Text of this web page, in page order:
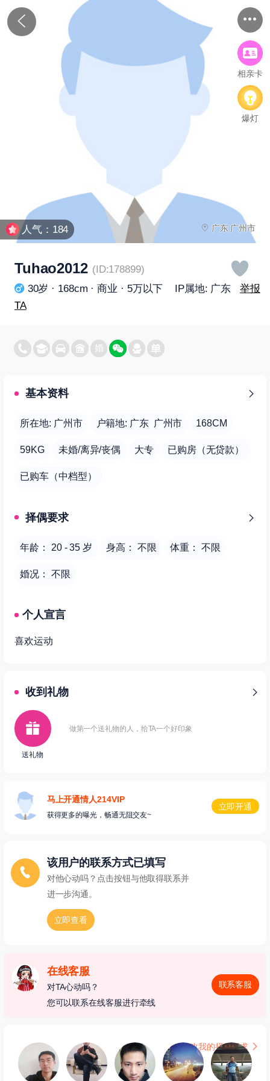
人气：184 广东 广州市
Tuhao2012 (ID:178899)
30岁 · 168cm · 商业 · 5万以下 IP属地: 广东
举报
TA
基本资料
所在地: 广州市 户籍地: 广东 广州市 168CM
59KG 未婚/离异/丧偶 大专 已购房（无贷款）
已购车（中档型）
择偶要求
年龄： 20 - 35 岁 身高： 不限 体重： 不限
婚况： 不限
个人宣言
喜欢运动
收到礼物
送礼物
做第一个送礼物的人，给TA一个好印象
马上开通情人214VIP
获得更多的曝光，畅通无阻交友~
立即开通
该用户的联系方式已填写
对他心动吗？点击按钮与他取得联系并
进一步沟通。
立即查看
在线客服
对TA心动吗？
您可以联系在线客服进行牵线
联系客服
更改我的择偶要求
相亲卡
爆灯